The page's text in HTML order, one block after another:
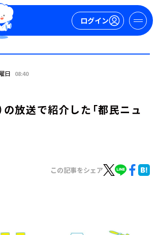
ログイン
日 08:40
の放送で紹介した「都民ニュ
この記事をシェア